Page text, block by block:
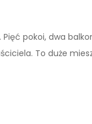
pokoi, dwa
To duże